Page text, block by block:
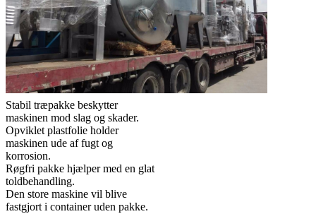
Stabil træpakke beskytter
maskinen mod slag og skader.
Opviklet plastfolie holder
maskinen ude af fugt og
korrosion.
Røgfri pakke hjælper med en glat
toldbehandling.
Den store maskine vil blive
fastgjort i container uden pakke.